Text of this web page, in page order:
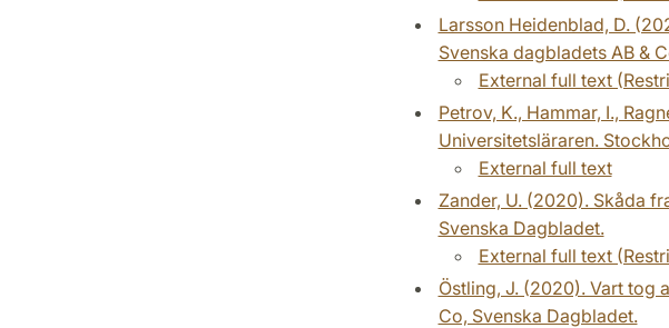
Larsson Heidenblad, D.
Svenska dagbladets AB &
External full text
Petrov, K., Hammar, I.,
Universitetsläraren.
External full text
Zander, U. (2020). Skåda
Svenska Dagbladet.
External full text
Östling, J. (2020). Vart tog
Co, Svenska Dagbladet.